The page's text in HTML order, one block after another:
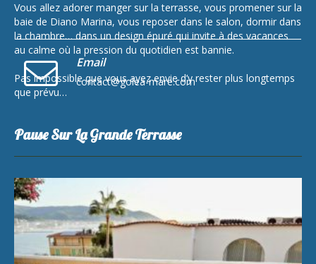
Email
contact@golea-mare.com
Vous allez adorer manger sur la terrasse, vous promener sur la
baie de Diano Marina, vous reposer dans le salon, dormir dans
la chambre… dans un design épuré qui invite à des vacances
au calme où la pression du quotidien est bannie.
Pas impossible que vous ayez envie d’y rester plus longtemps
que prévu…
Pause Sur La Grande Terrasse